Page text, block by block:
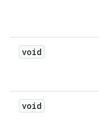
void
void